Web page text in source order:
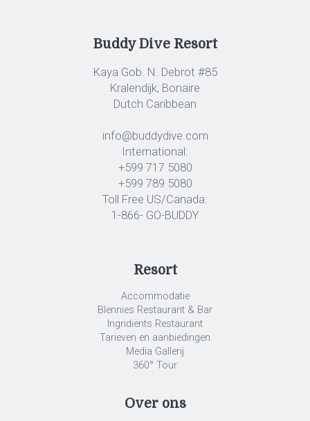
Buddy Dive Resort
Kaya Gob. N. Debrot #85
Kralendijk, Bonaire
Dutch Caribbean
info@buddydive.com
International:
+599 717 5080
+599 789 5080
Toll Free US/Canada:
1-866- GO-BUDDY
Resort
Accommodatie
Blennies Restaurant & Bar
Ingridiënts Restaurant
Tarieven en aanbiedingen
Media Gallerij
360° Tour
Over ons